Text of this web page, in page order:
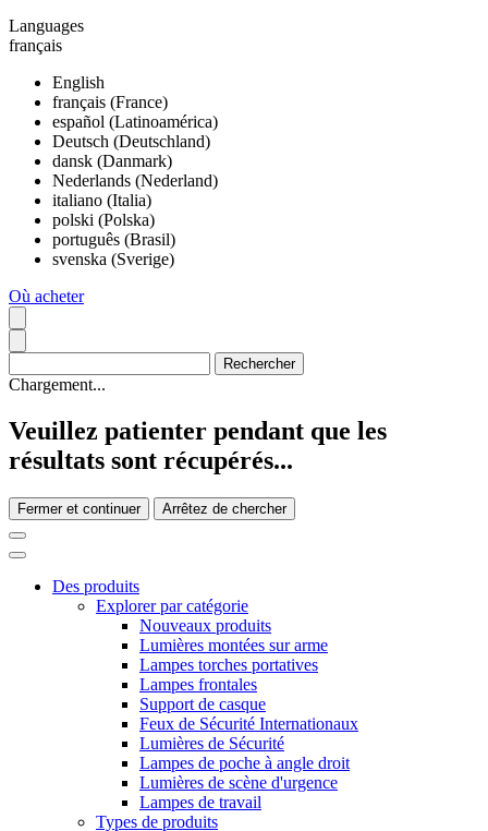
Languages
français
English
français (France)
español (Latinoamérica)
Deutsch (Deutschland)
dansk (Danmark)
Nederlands (Nederland)
italiano (Italia)
polski (Polska)
português (Brasil)
svenska (Sverige)
Où acheter
Chargement...
Veuillez patienter pendant que les
résultats sont récupérés...
Fermer et continuer Arrêtez de chercher
Des produits
Explorer par catégorie
Nouveaux produits
Lumières montées sur arme
Lampes torches portatives
Lampes frontales
Support de casque
Feux de Sécurité Internationaux
Lumières de Sécurité
Lampes de poche à angle droit
Lumières de scène d'urgence
Lampes de travail
Types de produits